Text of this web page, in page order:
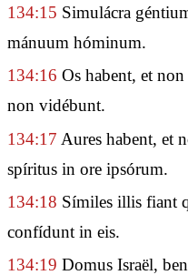
134:15 Simulácra
mánuum hóminum.
134:16 Os habent, et
non vidébunt.
134:17 Aures habent, et
spíritus in ore ipsórum.
134:18 Símiles illis fiant
confídunt in eis.
134:19 Domus Israël,